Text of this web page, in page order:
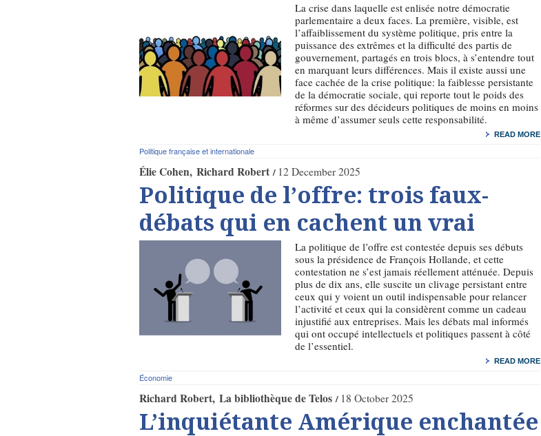
La crise dans laquelle est enlisée notre démocratie
parlementaire a deux faces. La première, visible, est
l’affaiblissement du système politique, pris entre la
puissance des extrêmes et la difficulté des partis de
gouvernement, partagés en trois blocs, à s’entendre tout
en marquant leurs différences. Mais il existe aussi une
face cachée de la crise politique: la faiblesse persistante
de la démocratie sociale, qui reporte tout le poids des
réformes sur des décideurs politiques de moins en moins
à même d’assumer seuls cette responsabilité.
READ MORE
Politique française et internationale
Élie Cohen Richard Robert 12 December 2025
Politique de l’offre: trois faux-
débats qui en cachent un vrai
La politique de l’offre est contestée depuis ses débuts
sous la présidence de François Hollande, et cette
contestation ne s’est jamais réellement atténuée. Depuis
plus de dix ans, elle suscite un clivage persistant entre
ceux qui y voient un outil indispensable pour relancer
l’activité et ceux qui la considèrent comme un cadeau
injustifié aux entreprises. Mais les débats mal informés
qui ont occupé intellectuels et politiques passent à côté
de l’essentiel.
READ MORE
Économie
Richard Robert La bibliothèque de Telos 18 October 2025
L’inquiétante Amérique enchantée